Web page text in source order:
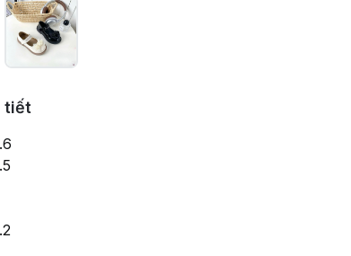
tiết